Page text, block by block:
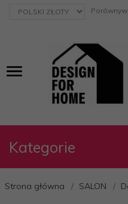
currency_h
Kategorie
Strona główna SALON